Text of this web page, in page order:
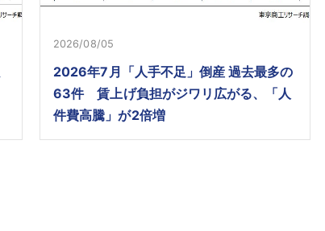
2026/08/05
2026年7月「人手不足」倒産 過去最多の
63件 賃上げ負担がジワリ広がる、「人
件費高騰」が2倍増